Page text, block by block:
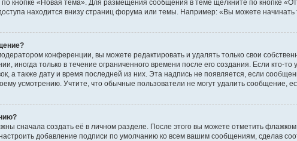
кнопке «Новая тема». Для размещения сообщения в теме щёлкните по кнопке
находится внизу страниц форума или темы. Например: «Вы можете
конференции, вы можете редактировать и удалять только свои
иногда только в течение ограниченного времени после его создания. Если кто-
а также дату и время последней из них. Эта надпись не появляется, если
усмотрению. Учтите, что обычные пользователи не могут удалить сообщение,
сначала создать её в личном разделе. После этого вы можете отметить флажком
добавление подписи по умолчанию ко всем вашим сообщениям, сделав